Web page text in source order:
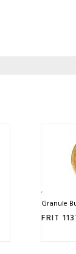
5oz. COE 90Granule